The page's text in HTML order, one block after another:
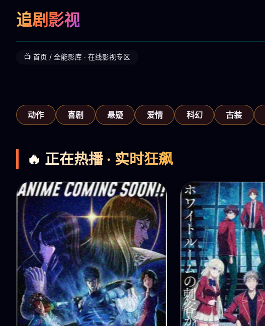
追剧影视
📺 首页 / 全能影库 · 在线影视专区
动作 喜剧 悬疑 爱情 科幻 古装
🔥 正在热播 · 实时狂飙